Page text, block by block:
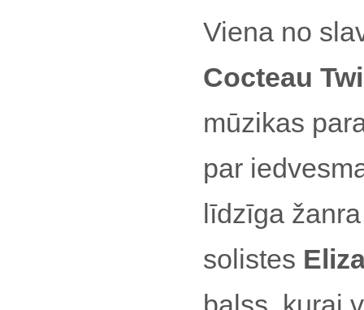
Viena no
Cocteau
mūzikas
par
līdzīga
solistes